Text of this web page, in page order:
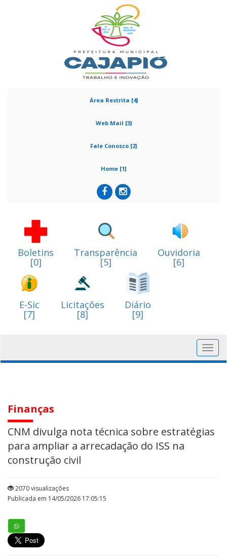
Área Restrita [4]
Web Mail [3]
Fale Conosco [2]
Home [1]
Boletins
[0]
Transparência
[5]
Ouvidoria
[6]
E-Sic
[7]
Licitações
[8]
Diário
[9]
Finanças
CNM divulga nota técnica sobre estratégias
para ampliar a arrecadação do ISS na
construção civil
2070 visualizações
Publicada em 14/05/2026 17:05:15